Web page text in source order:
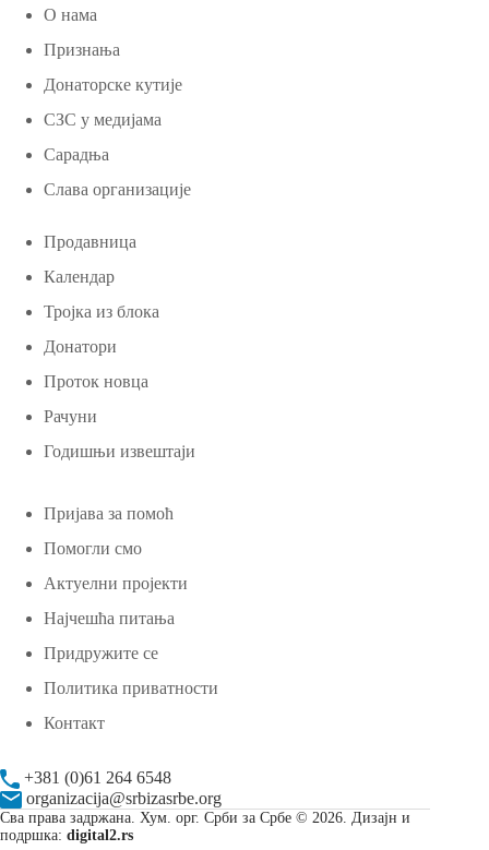
О нама
Признања
Донаторске кутије
СЗС у медијама
Сарадња
Слава организације
Продавница
Календар
Тројка из блока
Донатори
Проток новца
Рачуни
Годишњи извештаји
Пријава за помоћ
Помогли смо
Актуелни пројекти
Најчешћа питања
Придружите се
Политика приватности
Контакт
+381 (0)61 264 6548
organizacija@srbizasrbe.org
Сва права задржана. Хум. орг. Срби за Србе © 2026. Дизајн и
подршка: digital2.rs